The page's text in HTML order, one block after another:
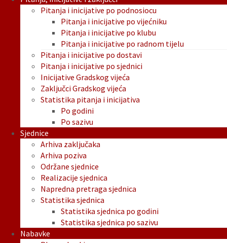
Pitanja i inicijative po podnosiocu
Pitanja i inicijative po vijećniku
Pitanja i inicijative po klubu
Pitanja i inicijative po radnom tijelu
Pitanja i inicijative po dostavi
Pitanja i inicijative po sjednici
Inicijative Gradskog vijeća
Zaključci Gradskog vijeća
Statistika pitanja i inicijativa
Po godini
Po sazivu
Sjednice
Arhiva zaključaka
Arhiva poziva
Održane sjednice
Realizacije sjednica
Napredna pretraga sjednica
Statistika sjednica
Statistika sjednica po godini
Statistika sjednica po sazivu
Nabavke